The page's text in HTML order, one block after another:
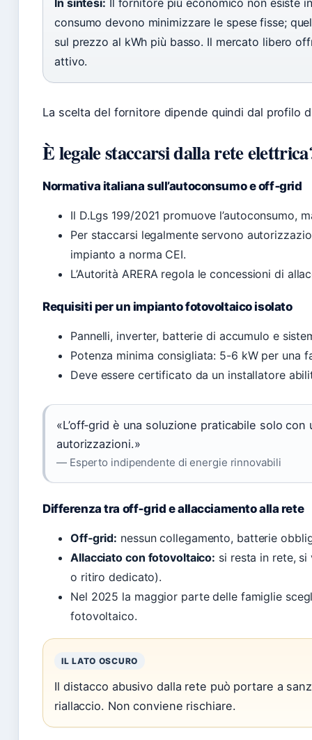
In sintesi: Il fornitore più economico non esiste
consumo devono minimizzare le spese fisse;
sul prezzo al kWh più basso. Il mercato libero
attivo.
La scelta del fornitore dipende quindi dal profilo
È legale staccarsi dalla rete
Normativa italiana sull’autoconsumo e off‑grid
Il D.Lgs 199/2021 promuove l’autoconsumo,
Per staccarsi legalmente servono
impianto a norma CEI.
L’Autorità ARERA regola le concessioni di
Requisiti per un impianto fotovoltaico isolato
Pannelli, inverter, batterie di accumulo e
Potenza minima consigliata: 5-6 kW per una
Deve essere certificato da un installatore
«L’off‑grid è una soluzione praticabile solo
autorizzazioni.»
— Esperto indipendente di energie rinnovabili
Differenza tra off‑grid e allacciamento alla rete
Off‑grid: nessun collegamento, batterie
Allacciato con fotovoltaico: si resta in rete, si
o ritiro dedicato).
Nel 2025 la maggior parte delle famiglie
fotovoltaico.
IL LATO OSCURO
Il distacco abusivo dalla rete può portare a
riallaccio. Non conviene rischiare.